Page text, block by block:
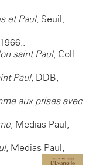
et Paul, Seuil,
saint Paul, Coll.
Paul, DDB,
aux prises avec
, Medias Paul,
, Medias Paul,